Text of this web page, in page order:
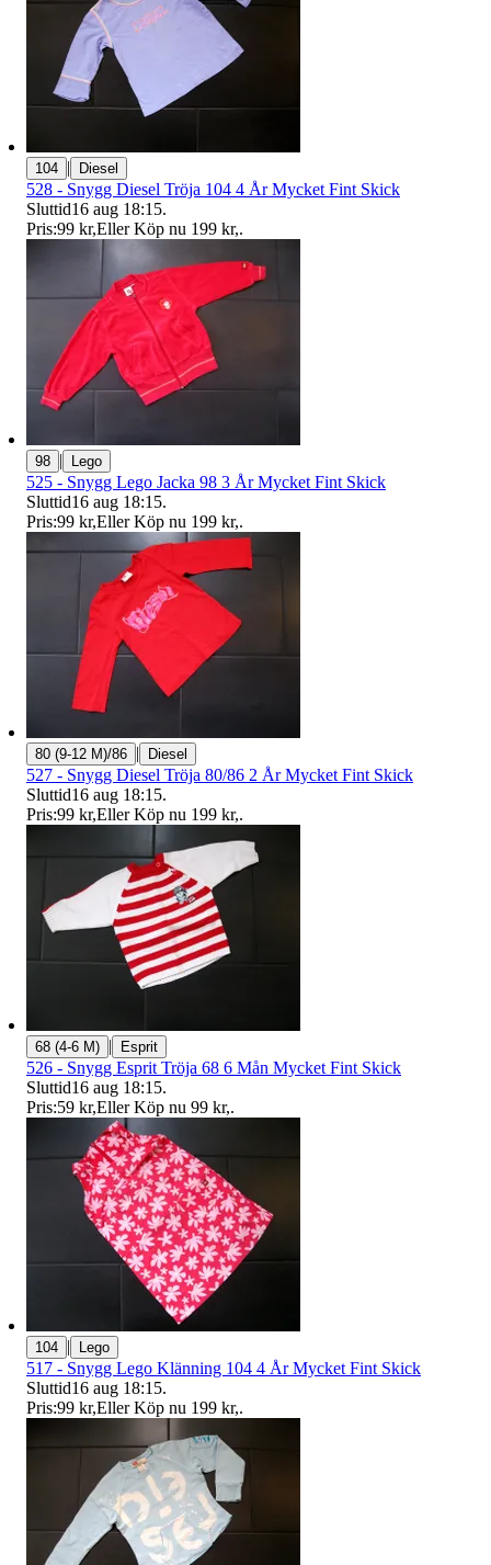
104 | Diesel
528 - Snygg Diesel Tröja 104 4 År Mycket Fint Skick
Sluttid16 aug 18:15.
Pris:99 kr,Eller Köp nu 199 kr,.
98 | Lego
525 - Snygg Lego Jacka 98 3 År Mycket Fint Skick
Sluttid16 aug 18:15.
Pris:99 kr,Eller Köp nu 199 kr,.
80 (9-12 M)/86 | Diesel
527 - Snygg Diesel Tröja 80/86 2 År Mycket Fint Skick
Sluttid16 aug 18:15.
Pris:99 kr,Eller Köp nu 199 kr,.
68 (4-6 M) | Esprit
526 - Snygg Esprit Tröja 68 6 Mån Mycket Fint Skick
Sluttid16 aug 18:15.
Pris:59 kr,Eller Köp nu 99 kr,.
104 | Lego
517 - Snygg Lego Klänning 104 4 År Mycket Fint Skick
Sluttid16 aug 18:15.
Pris:99 kr,Eller Köp nu 199 kr,.